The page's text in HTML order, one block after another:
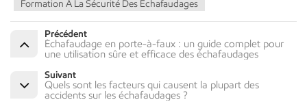
Formation À La Sécurité Des Échafaudages
Précédent
Échafaudage en porte-à-faux : un guide complet pour
une utilisation sûre et efficace des échafaudages
Suivant
Quels sont les facteurs qui causent la plupart des
accidents sur les échafaudages ?